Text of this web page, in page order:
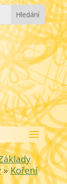
»Koření